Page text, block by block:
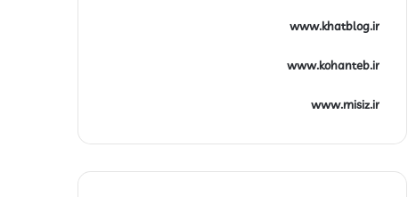
www.khatblog.ir
www.kohanteb.ir
www.misiz.ir